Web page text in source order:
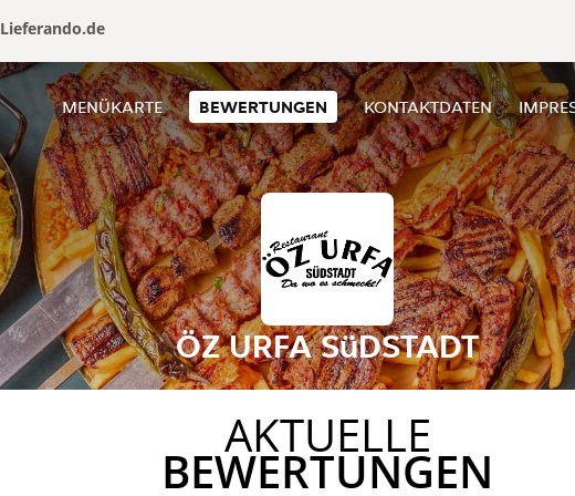
Lieferando.de
MENÜKARTE BEWERTUNGEN KONTAKTDATEN
ÖZ URFA SüDSTADT
AKTUELLE
BEWERTUNGEN